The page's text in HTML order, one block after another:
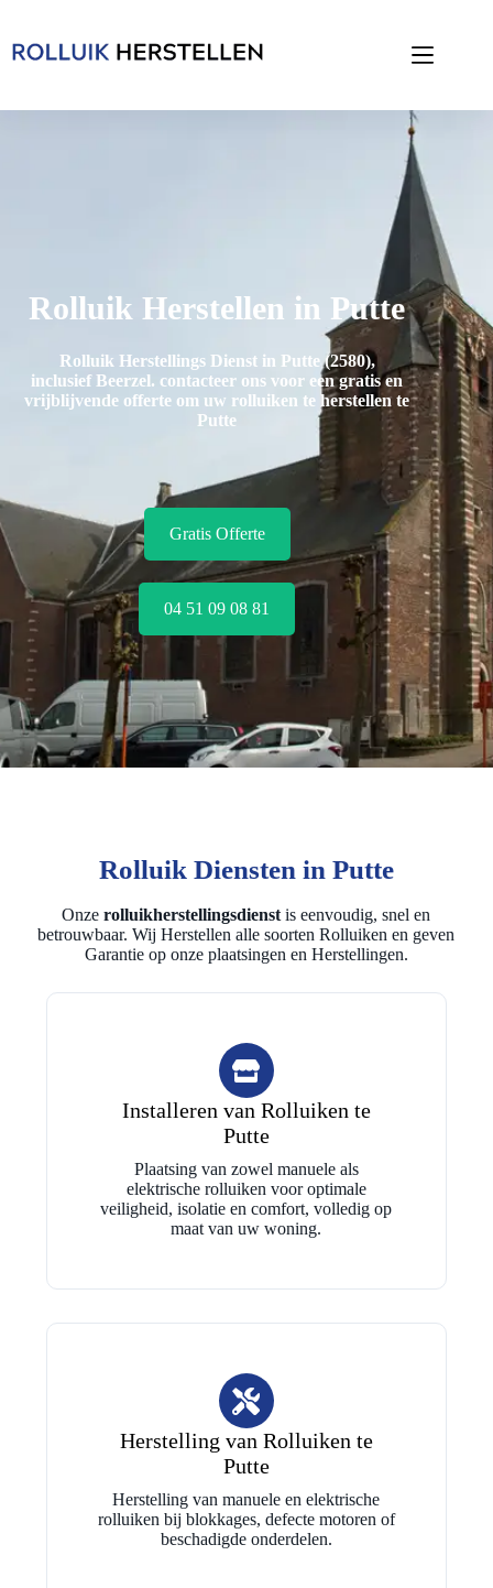
Rolluik Herstellen in Putte
Rolluik Herstellings Dienst in Putte (2580),
inclusiefBeerzel. contacteer ons voor een gratis en
vrijblijvende offerte om uw rolluiken te herstellen te
Putte
Gratis Offerte
04 51 09 08 81
Rolluik Diensten in Putte
Onzerolluikherstellingsdienst is eenvoudig, snel en
betrouwbaar. Wij Herstellen alle soorten Rolluiken en geven
Garantie op onze plaatsingen en Herstellingen.
Installeren van Rolluiken te
Putte
Plaatsing van zowel manuele als
elektrische rolluiken voor optimale
veiligheid, isolatie en comfort, volledig op
maat van uw woning.
Herstelling van Rolluiken te
Putte
Herstelling van manuele en elektrische
rolluiken bij blokkages, defecte motoren of
beschadigde onderdelen.